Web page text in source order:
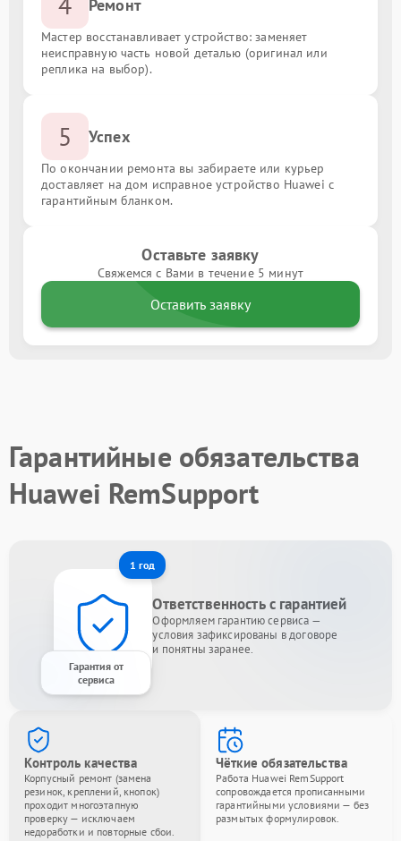
Ремонт
Мастер восстанавливает устройство: заменяет
неисправную часть новой деталью (оригинал или
реплика на выбор).
5 Успех
По окончании ремонта вы забираете или курьер
доставляет на дом исправное устройство Huawei с
гарантийным бланком.
Оставьте заявку
Свяжемся с Вами в течение 5 минут
Оставить заявку
Гарантийные обязательства
Huawei RemSupport
1 год
Гарантия от
сервиса
Ответственность с гарантией
Оформляем гарантию сервиса —
условия зафиксированы в договоре
и понятны заранее.
Контроль качества
Корпусный ремонт (замена
резинок, креплений, кнопок)
проходит многоэтапную
проверку — исключаем
недоработки и повторные сбои.
Чёткие обязательства
Работа Huawei RemSupport
сопровождается прописанными
гарантийными условиями — без
размытых формулировок.